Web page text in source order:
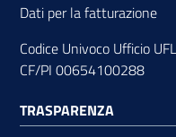
su
Dati per la fatturazione
Codice Univoco Ufficio
CF/PI 00654100288
TRASPARENZA